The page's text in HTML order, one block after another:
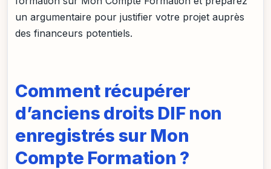
un argumentaire pour justifier votre projet auprès
des financeurs potentiels.
Comment récupérer
d’anciens droits DIF non
enregistrés sur Mon
Compte Formation ?